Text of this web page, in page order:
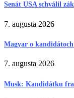
Senát USA schválil
7. augusta 2026
Magyar o
7. augusta 2026
Musk: Kandidátku